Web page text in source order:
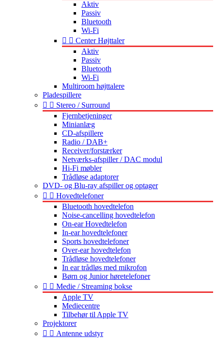
Aktiv
Passiv
Bluetooth
Wi-Fi
  Center Højttaler
Aktiv
Passiv
Bluetooth
Wi-Fi
Multiroom højttalere
Pladespillere
  Stereo / Surround
Fjernbetjeninger
Minianlæg
CD-afspillere
Radio / DAB+
Receiver/forstærker
Netværks-afspiller / DAC modul
Hi-Fi møbler
Trådløse adaptorer
DVD- og Blu-ray afspiller og optager
  Hovedtelefoner
Bluetooth hovedtelefon
Noise-cancelling hovedtelefon
On-ear Hovedtelefon
In-ear hovedtelefoner
Sports hovedtelefoner
Over-ear hovedtelefon
Trådløse hovedtelefoner
In ear trådløs med mikrofon
Børn og Junior høretelefoner
  Medie / Streaming bokse
Apple TV
Mediecentre
Tilbehør til Apple TV
Projektorer
  Antenne udstyr